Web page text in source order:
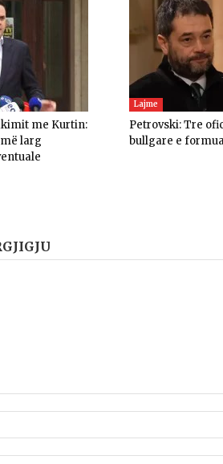
me Kurtin:
larg
Lajme
Petrovski: Tre
bullgare e